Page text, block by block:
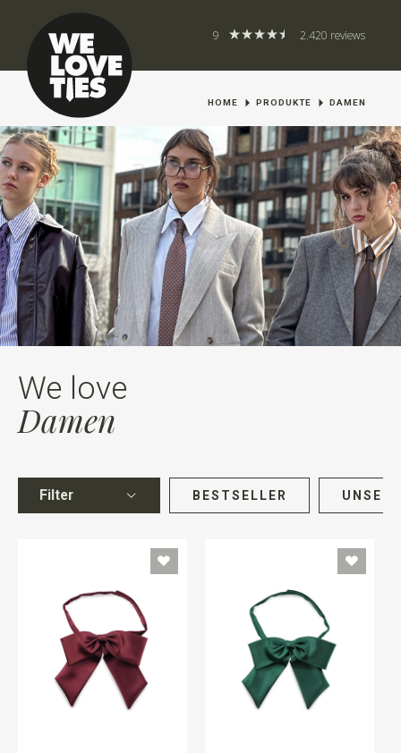
9 2.420 reviews
HOME PRODUKTE DAMEN
We love
Damen
Filter BESTSELLER